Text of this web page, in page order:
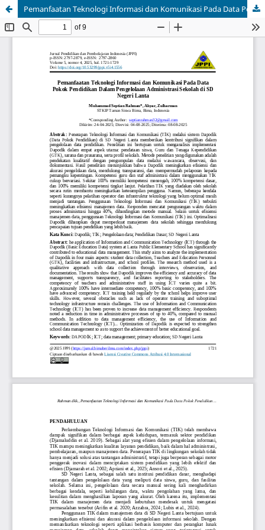
Pemanfaatan Teknologi Informasi dan Komunikasi Pada Data Pokok Pendidikan Dalam Pengelolaan Administrasi Sekolah di SD Negeri Lanta